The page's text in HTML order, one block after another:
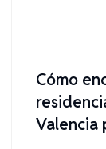
Cómo
Valencia